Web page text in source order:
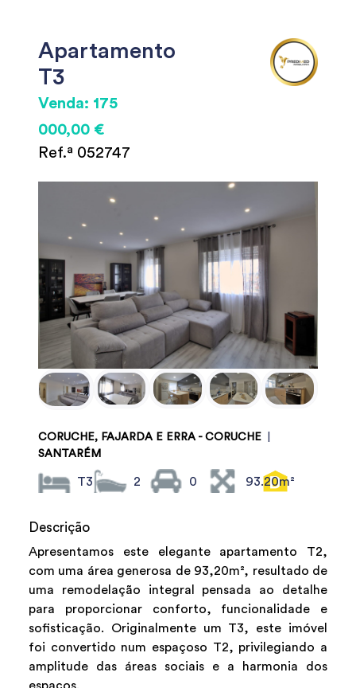
Apartamento
T3
Venda: 175
000,00 €
Ref.ª 052747
CORUCHE, FAJARDA E ERRA - CORUCHE
SANTARÉM
T3 2 0 93.20m²
Descrição
Apresentamos este elegante apartamento T2,
com uma área generosa de 93,20m², resultado de
uma remodelação integral pensada ao detalhe
para proporcionar conforto, funcionalidade e
sofisticação. Originalmente um T3, este imóvel
foi convertido num espaçoso T2, privilegiando a
amplitude das áreas sociais e a harmonia dos